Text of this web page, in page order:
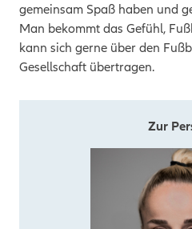
Zur
gemeinsam Spaß haben und
Man bekommt das Gefühl,
kann sich gerne über den
Gesellschaft übertragen.